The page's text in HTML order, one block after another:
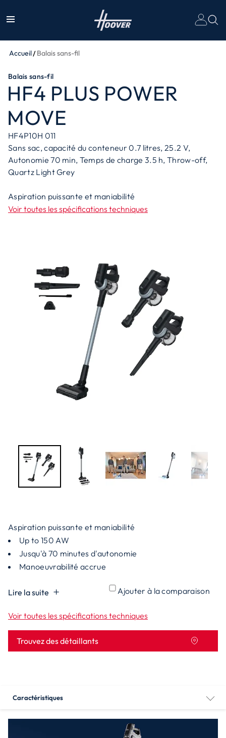
Accueil Balais sans-fil
Balais sans-fil
HF4 PLUS POWER
MOVE
HF4P10H 011
Sans sac, capacité du conteneur 0.7 litres, 25.2 V,
Autonomie 70 min, Temps de charge 3.5 h, Throw-off,
Quartz Light Grey
Aspiration puissante et maniabilité
Voir toutes les spécifications techniques
Aspiration puissante et maniabilité
Up to 150 AW
Jusqu'à 70 minutes d'autonomie
Manoeuvrabilité accrue
Lire la suite Ajouter à la comparaison
Voir toutes les spécifications techniques
Trouvez des détaillants
Caractéristiques